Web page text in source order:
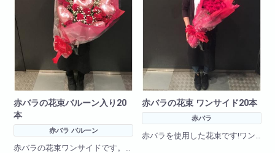
赤バラの花束バルーン入り20
本
赤バラ バルーン
赤バラの花束ワンサイドです。
赤バラの花束 ワンサイド20本
赤バラ
赤バラを使用した花束です!ワン